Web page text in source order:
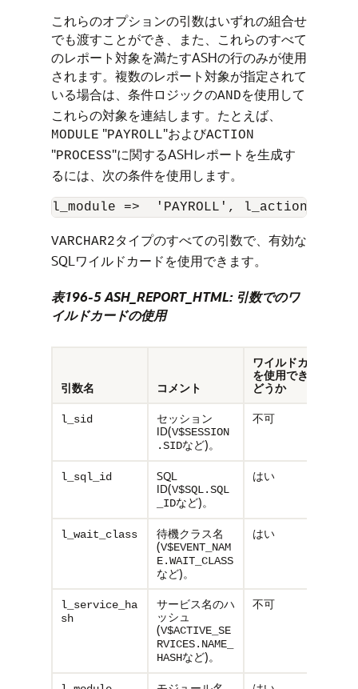
これらのオプションの引数はいずれの組合せ
でも渡すことができ、また、これらのすべて
のレポート対象を満たすASHの行のみが使用
されます。複数のレポート対象が指定されて
いる場合は、条件ロジックのANDを使用して
これらの対象を連結します。たとえば、
MODULE "PAYROLL"およびACTION
"PROCESS"に関するASHレポートを生成す
るには、次の条件を使用します。
VARCHAR2タイプのすべての引数で、有効な
SQLワイルドカードを使用できます。
表196-5 ASH_REPORT_HTML: 引数でのワ
イルドカードの使用
引数名 コメント
ワイルドカード
を使用できるか
どうか
l_sid
セッション
ID(V$SESSION
.SIDなど)。
不可
l_sql_id
SQL
ID(V$SQL.SQL
_IDなど)。
はい
l_wait_class
待機クラス名
(V$EVENT_NAM
E.WAIT_CLASS
など)。
はい
l_service_ha
sh
サービス名のハ
ッシュ
(V$ACTIVE_SE
RVICES.NAME_
HASHなど)。
不可